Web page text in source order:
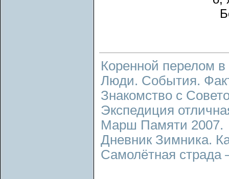
Коренной перелом
Люди. События.
Знакомство с
Экспедиция
Марш Памяти 2007.
Дневник Зимника.
Самолётная страда